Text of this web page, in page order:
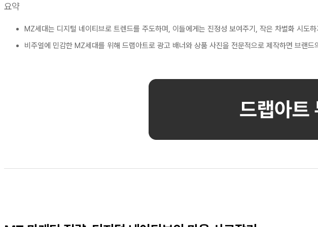
요약
MZ세대는 디지털 네이티브로 트렌드를 주도하며, 이들에게는 진정성 보여주기, 작은 차별화 시도
비주얼에 민감한 MZ세대를 위해 드랩아트로 광고 배너와 상품 사진을 전문적으로 제작하면 브랜